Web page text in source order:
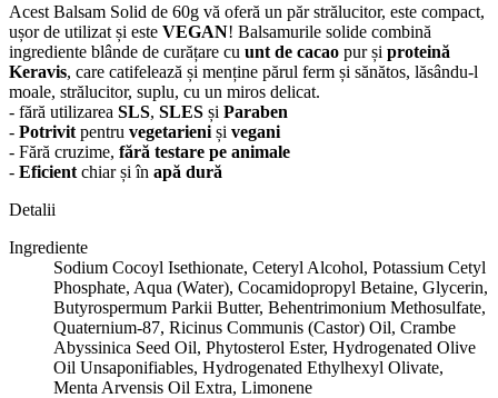
Acest Balsam Solid de 60g vă oferă un păr strălucitor, este compact,
ușor de utilizat și este VEGAN! Balsamurile solide combină
ingrediente blânde de curățare cu unt de cacao pur și proteină
Keravis, care catifelează și menține părul ferm și sănătos, lăsându-l
moale, strălucitor, suplu, cu un miros delicat.
- fără utilizarea SLS, SLES și Paraben
- Potrivit pentru vegetarieni și vegani
- Fără cruzime, fără testare pe animale
- Eficient chiar și în apă dură
Detalii
Ingrediente
Sodium Cocoyl Isethionate, Ceteryl Alcohol, Potassium Cetyl
Phosphate, Aqua (Water), Cocamidopropyl Betaine, Glycerin,
Butyrospermum Parkii Butter, Behentrimonium Methosulfate,
Quaternium-87, Ricinus Communis (Castor) Oil, Crambe
Abyssinica Seed Oil, Phytosterol Ester, Hydrogenated Olive
Oil Unsaponifiables, Hydrogenated Ethylhexyl Olivate,
Menta Arvensis Oil Extra, Limonene